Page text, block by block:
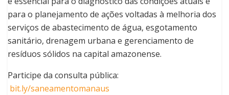
para o planejamento de ações voltadas à melhoria dos
serviços de abastecimento de água, esgotamento
sanitário, drenagem urbana e gerenciamento de
resíduos sólidos na capital amazonense.
Participe da consulta pública:
bit.ly/saneamentomanaus